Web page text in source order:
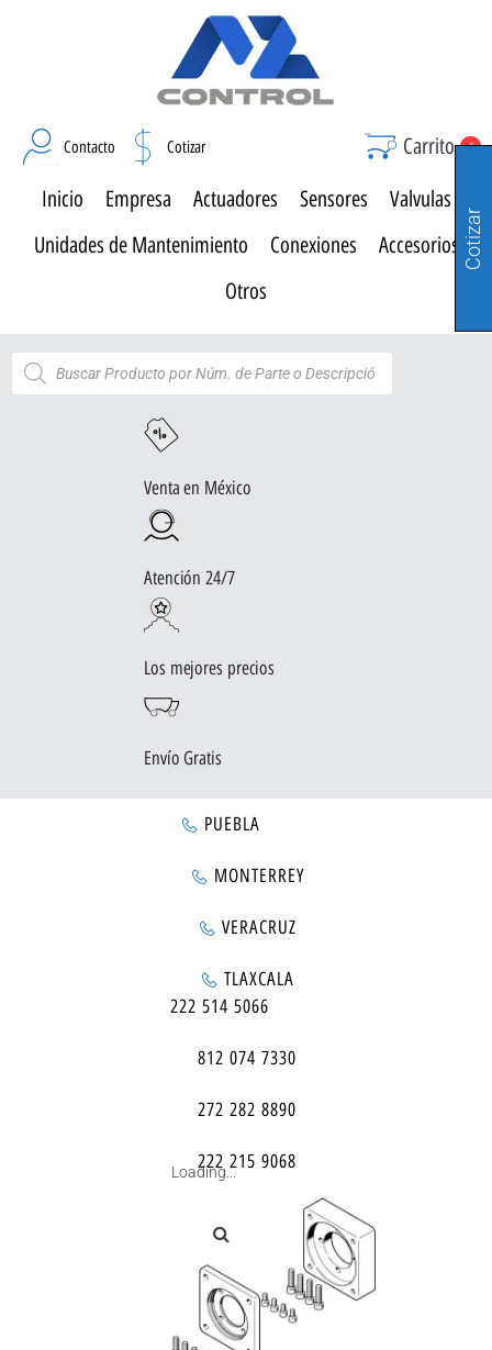
Contacto Cotizar Carrito 0
Inicio Empresa Actuadores Sensores
Valvulas
Unidades de Mantenimiento
Conexiones
Accesorios
Otros
Venta en México
Atención 24/7
Los mejores precios
Envío Gratis
PUEBLA
MONTERREY
VERACRUZ
TLAXCALA
222 514 5066
812 074 7330
272 282 8890
222 215 9068
Loading...
Cotizar